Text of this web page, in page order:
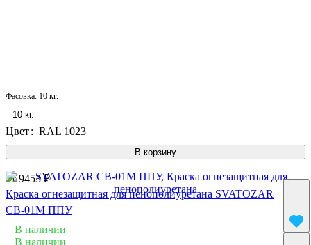
В корзину
Фасовка: 10 кг.
10 кг.
Цвет: RAL 1023
от 9453 ₽
Краска огнезащитная для пенополиуретана SVATOZAR
СВ-01М ППУ
В наличии
В наличии